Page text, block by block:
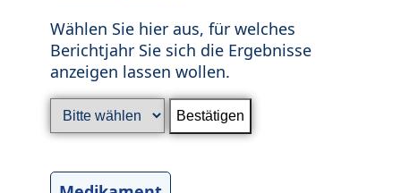
Wählen Sie hier aus, für welches
Berichtjahr Sie sich die Ergebnisse
anzeigen lassen wollen.